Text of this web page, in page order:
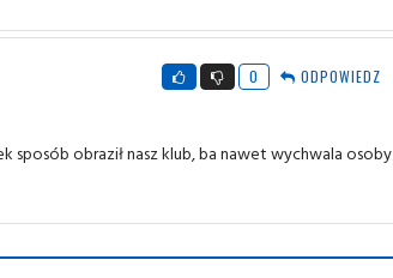
0 ODPOWIEDZ
obraził nasz klub, ba nawet wychwala osoby